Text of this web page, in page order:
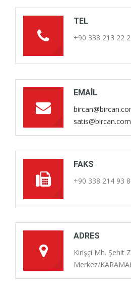
TEL
+90 338 213 22
EMAIL
satis@bircan.com
FAKS
+90 338 214 93
ADRES
Kirişçi Mh. Şehit
Merkez/